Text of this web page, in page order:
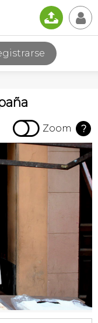
📤 👤
 Zoom ?